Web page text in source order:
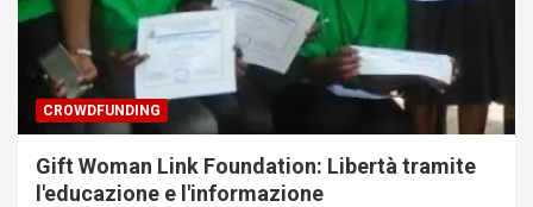
CROWDFUNDING
Gift Woman Link Foundation: Libertà tramite
l'educazione e l'informazione